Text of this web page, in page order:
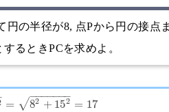
円の半径が8, 点Pから円の接点
るときPCを求めよ。
= 82 + 152
− −
−−−−−
√ = 17